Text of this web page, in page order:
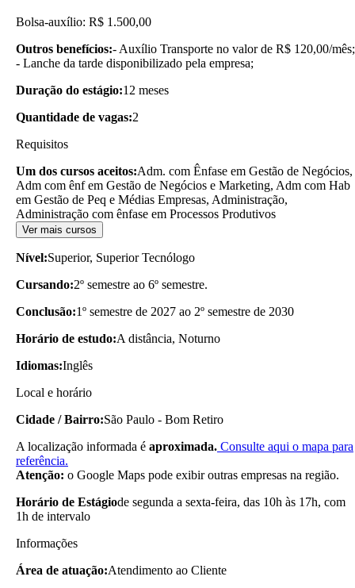
Bolsa-auxílio: R$ 1.500,00
Outros benefícios:- Auxílio Transporte no valor de R$ 120,00/mês;
- Lanche da tarde disponibilizado pela empresa;
Duração do estágio:12 meses
Quantidade de vagas:2
Requisitos
Um dos cursos aceitos:Adm. com Ênfase em Gestão de Negócios,
Adm com ênf em Gestão de Negócios e Marketing, Adm com Hab
em Gestão de Peq e Médias Empresas, Administração,
Administração com ênfase em Processos Produtivos
Ver mais cursos
Nível:Superior, Superior Tecnólogo
Cursando:2º semestre ao 6º semestre.
Conclusão:1º semestre de 2027 ao 2º semestre de 2030
Horário de estudo:A distância, Noturno
Idiomas:Inglês
Local e horário
Cidade / Bairro:São Paulo - Bom Retiro
A localização informada é aproximada. Consulte aqui o mapa para
referência.
Atenção: o Google Maps pode exibir outras empresas na região.
Horário de Estágiode segunda a sexta-feira, das 10h às 17h, com
1h de intervalo
Informações
Área de atuação:Atendimento ao Cliente